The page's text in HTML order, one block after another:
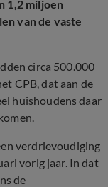
1,2 miljoen
van de vaste
circa 500.000
CPB, dat aan de
huishoudens daar
verdrievoudiging
vorig jaar. In dat
de